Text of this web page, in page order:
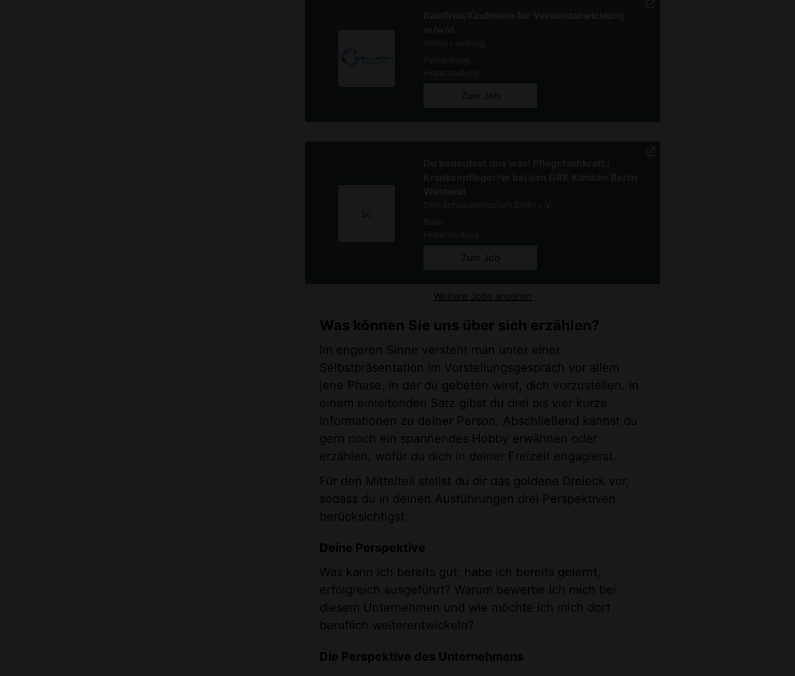
Zum Job
Zum Job
Weitere Jobs ansehen
Was können Sie uns über sich erzählen?
Im engeren Sinne versteht man unter einer
Selbstpräsentation im Vorstellungsgespräch vor allem
jene Phase, in der du gebeten wirst, dich vorzustellen. In
einem einleitenden Satz gibst du drei bis vier kurze
Informationen zu deiner Person. Abschließend kannst du
gern noch ein spannendes Hobby erwähnen oder
erzählen, wofür du dich in deiner Freizeit engagierst.
Für den Mittelteil stellst du dir das goldene Dreieck vor,
sodass du in deinen Ausführungen drei Perspektiven
berücksichtigst:
Deine Perspektive
Was kann ich bereits gut, habe ich bereits gelernt,
erfolgreich ausgeführt? Warum bewerbe ich mich bei
diesem Unternehmen und wie möchte ich mich dort
beruflich weiterentwickeln?
Die Perspektive des Unternehmens